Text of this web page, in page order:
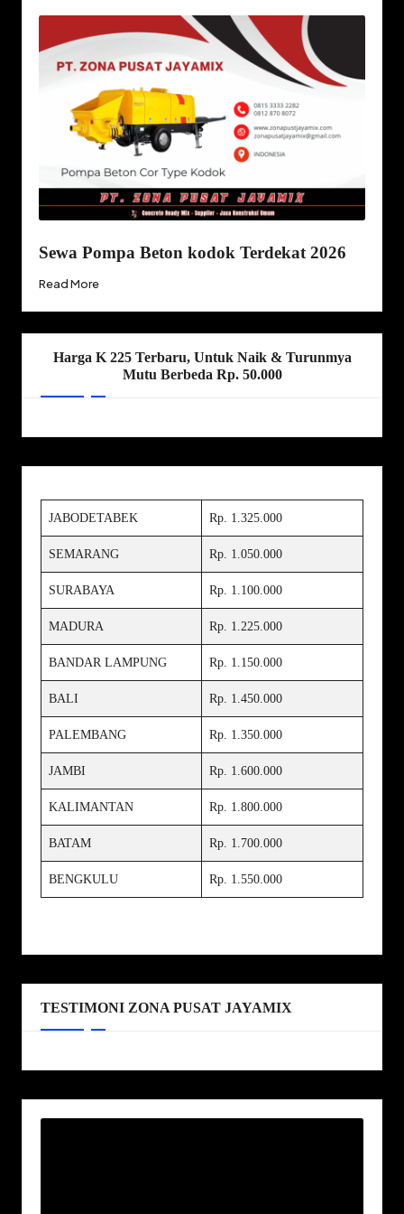
Sewa Pompa Beton kodok Terdekat 2026
Read More
Harga K 225 Terbaru, Untuk Naik & Turunmya
Mutu Berbeda Rp. 50.000
JABODETABEK Rp. 1.325.000
SEMARANG Rp. 1.050.000
SURABAYA Rp. 1.100.000
MADURA Rp. 1.225.000
BANDAR LAMPUNG Rp. 1.150.000
BALI Rp. 1.450.000
PALEMBANG Rp. 1.350.000
JAMBI Rp. 1.600.000
KALIMANTAN Rp. 1.800.000
BATAM Rp. 1.700.000
BENGKULU Rp. 1.550.000
TESTIMONI ZONA PUSAT JAYAMIX